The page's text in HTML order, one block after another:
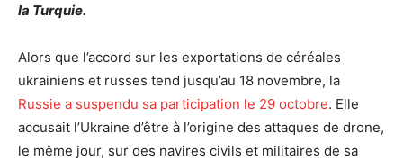
la Turquie.
Alors que l’accord sur les exportations de céréales
ukrainiens et russes tend jusqu’au 18 novembre, la
Russie a suspendu sa participation le 29 octobre. Elle
accusait l’Ukraine d’être à l’origine des attaques de drone,
le même jour, sur des navires civils et militaires de sa